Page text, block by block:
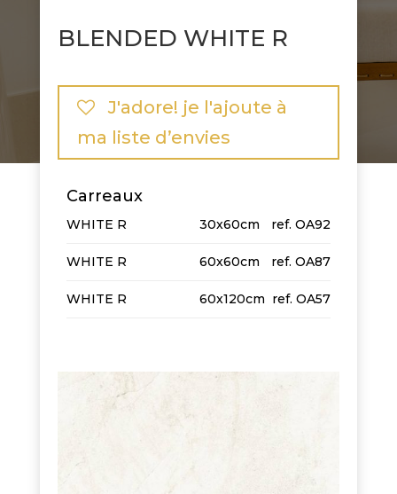
BLENDED WHITE R
J'adore! je l'ajoute à
ma liste d’envies
Carreaux
WHITE R 30x60cm OA92
WHITE R 60x60cm OA87
WHITE R 60x120cm OA57